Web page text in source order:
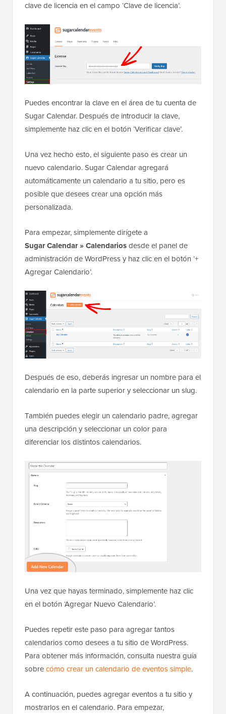
clave de licencia en el campo ‘Clave de licencia’.
Puedes encontrar la clave en el área de tu cuenta de
Sugar Calendar. Después de introducir la clave,
simplemente haz clic en el botón ‘Verificar clave’.
Una vez hecho esto, el siguiente paso es crear un
nuevo calendario. Sugar Calendar agregará
automáticamente un calendario a tu sitio, pero es
posible que desees crear una opción más
personalizada.
Para empezar, simplemente dirígete a
SugarCalendar » Calendariosdesde el panel de
administración de WordPress y haz clic en el botón ‘+
Agregar Calendario’.
Después de eso, deberás ingresar un nombre para el
calendario en la parte superior y seleccionar un slug.
También puedes elegir un calendario padre, agregar
una descripción y seleccionar un color para
diferenciar los distintos calendarios.
Una vez que hayas terminado, simplemente haz clic
en el botón ‘Agregar Nuevo Calendario’.
Puedes repetir este paso para agregar tantos
calendarios como desees a tu sitio de WordPress.
Para obtener más información, consulta nuestra guía
sobrecómo crear un calendario de eventos simple.
A continuación, puedes agregar eventos a tu sitio y
mostrarlos en el calendario. Para empezar,